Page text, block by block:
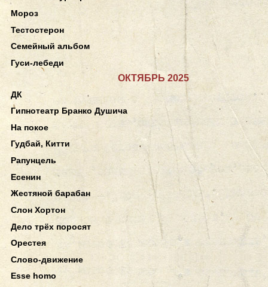
Мороз
Тестостерон
Семейный альбом
Гуси-лебеди
ОКТЯБРЬ 2025
ДК
Гипнотеатр Бранко Душича
На покое
Гудбай, Китти
Рапунцель
Есенин
Жестяной барабан
Слон Хортон
Дело трёх поросят
Орестея
Слово-движение
Esse homo